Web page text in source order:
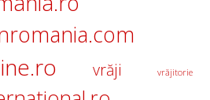
vrăji vrăjitorie